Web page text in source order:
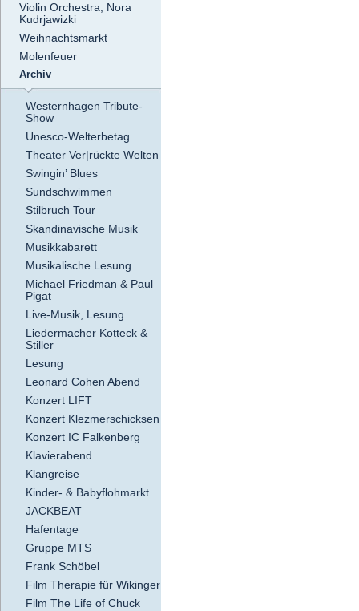
Violin Orchestra, Nora
Kudrjawizki
Weihnachtsmarkt
Molenfeuer
Archiv
Westernhagen Tribute-
Show
Unesco-Welterbetag
Theater Ver|rückte Welten
Swingin’ Blues
Sundschwimmen
Stilbruch Tour
Skandinavische Musik
Musikkabarett
Musikalische Lesung
Michael Friedman & Paul
Pigat
Live-Musik, Lesung
Liedermacher Kotteck &
Stiller
Lesung
Leonard Cohen Abend
Konzert LIFT
Konzert Klezmerschicksen
Konzert IC Falkenberg
Klavierabend
Klangreise
Kinder- & Babyflohmarkt
JACKBEAT
Hafentage
Gruppe MTS
Frank Schöbel
Film Therapie für Wikinger
Film The Life of Chuck